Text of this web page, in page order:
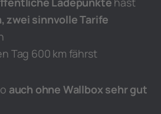
zwei sinnvolle Tarife
Tag 600 km fährst
auch ohne Wallbox sehr gut